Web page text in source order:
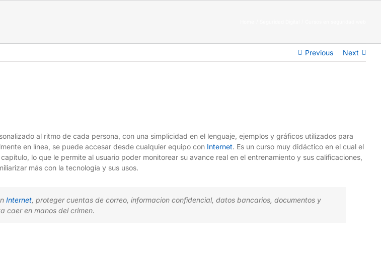
Previous Next
al ritmo de cada persona, con una simplicidad en el lenguaje, ejemplos y gráficos utilizados para
en línea, se puede accesar desde cualquier equipo con Internet. Es un curso muy didáctico en el cual el
lo que le permite al usuario poder monitorear su avance real en el entrenamiento y sus calificaciones,
más con la tecnología y sus usos.
Internet, proteger cuentas de correo, informacion confidencial, datos bancarios, documentos y
caer en manos del crimen.